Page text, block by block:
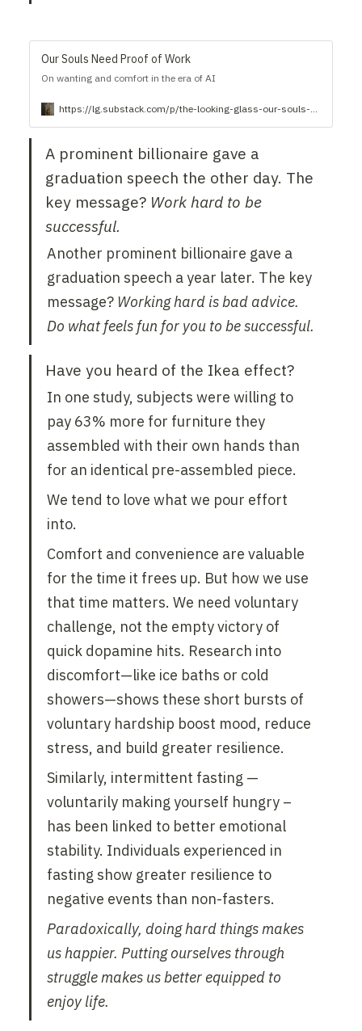
Our Souls Need Proof of Work
On wanting and comfort in the era of AI
https://lg.substack.com/p/the-looking-glass-our-souls-need
A prominent billionaire gave a
graduation speech the other day. The
key message? Work hard to be
successful.
Another prominent billionaire gave a
graduation speech a year later. The key
message? Working hard is bad advice.
Do what feels fun for you to be successful.
Have you heard of the Ikea effect?
In one study, subjects were willing to
pay 63% more for furniture they
assembled with their own hands than
for an identical pre-assembled piece.
We tend to love what we pour effort
into.
Comfort and convenience are valuable
for the time it frees up. But how we use
that time matters. We need voluntary
challenge, not the empty victory of
quick dopamine hits. Research into
discomfort—like ice baths or cold
showers—shows these short bursts of
voluntary hardship boost mood, reduce
stress, and build greater resilience.
Similarly, intermittent fasting —
voluntarily making yourself hungry –
has been linked to better emotional
stability. Individuals experienced in
fasting show greater resilience to
negative events than non-fasters.
Paradoxically, doing hard things makes
us happier. Putting ourselves through
struggle makes us better equipped to
enjoy life.